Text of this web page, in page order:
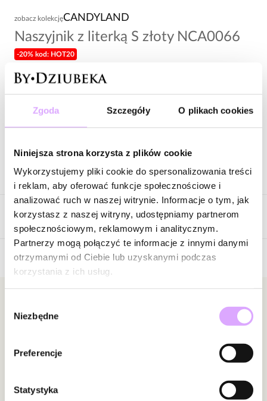
Zgoda Szczegóły O plikach cookies
Niniejsza strona korzysta z plików cookie
Wykorzystujemy pliki cookie do spersonalizowania treści
i reklam, aby oferować funkcje społecznościowe i
analizować ruch w naszej witrynie. Informacje o tym, jak
korzystasz z naszej witryny, udostępniamy partnerom
społecznościowym, reklamowym i analitycznym.
Partnerzy mogą połączyć te informacje z innymi danymi
otrzymanymi od Ciebie lub uzyskanymi podczas
korzystania z ich usług.
zgody
Niezbędne
Preferencje
Statystyka
zobacz kolekcjęCANDYLAND
Naszyjnik z literką S złoty NCA0066
-20% kod: HOT20
128,00 zł
Zapytaj o produkt
Opis produktu
Surowiec: srebro próba 925.
Kolor surowca: złoty.
Wielkość zawieszki: 0,92 cm x 1,32 cm.
Długość: 38 cm + 5 cm łańcuszek wydłużający.
Rodzaj zapięcia: karabińczyk.
Waga poniżej 5 g.
Opinie
Brak opinii
Jeszcze nikt nie ocenił tego produktu.
produkcie!
W naszej witrynie opinie mogą dodawać tylko